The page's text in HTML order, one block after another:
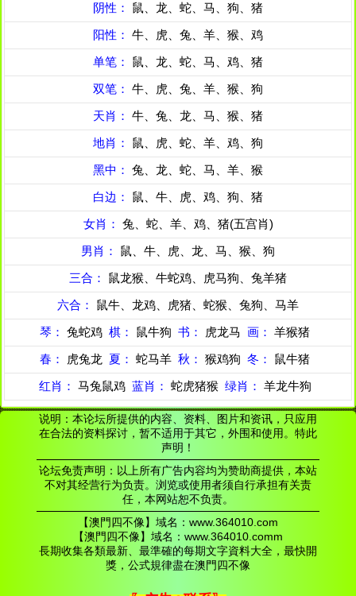
阴性： 鼠、龙、蛇、马、狗、猪
阳性： 牛、虎、兔、羊、猴、鸡
单笔： 鼠、龙、蛇、马、鸡、猪
双笔： 牛、虎、兔、羊、猴、狗
天肖： 牛、兔、龙、马、猴、猪
地肖： 鼠、虎、蛇、羊、鸡、狗
黑中： 兔、龙、蛇、马、羊、猴
白边： 鼠、牛、虎、鸡、狗、猪
女肖： 兔、蛇、羊、鸡、猪(五宫肖)
男肖： 鼠、牛、虎、龙、马、猴、狗
三合： 鼠龙猴、牛蛇鸡、虎马狗、兔羊猪
六合： 鼠牛、龙鸡、虎猪、蛇猴、兔狗、马羊
琴： 兔蛇鸡 棋： 鼠牛狗 书： 虎龙马 画： 羊猴猪
春：
虎兔龙 夏： 蛇马羊 秋： 猴鸡狗 冬： 鼠牛猪
红肖： 马兔鼠鸡 蓝肖： 蛇虎猪猴 绿肖： 羊龙牛狗
说明：本论坛所提供的内容、资料、图片和资讯，只应用
在合法的资料探讨，暂不适用于其它，外围和使用。特此
声明！
论坛免责声明：以上所有广告内容均为赞助商提供，本站
不对其经营行为负责。浏览或使用者须自行承担有关责
任，本网站恕不负责。
【澳門四不像】域名：www.364010.com
【澳門四不像】域名：www.364010.comm
長期收集各類最新、最準確的每期文字資料大全，最快開
獎，公式規律盡在澳門四不像